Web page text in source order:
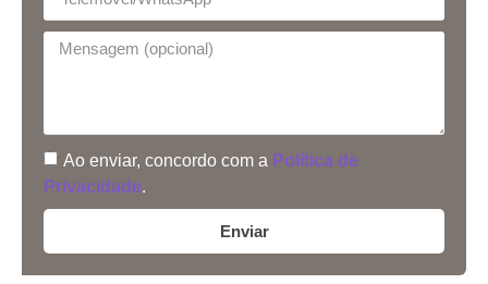
Ao enviar, concordo com a Política de
Privacidade.
Enviar